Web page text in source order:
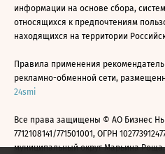
информации на основе сбора,
относящихся к предпочтениям
находящихся на территории
Правила применения
рекламно-обменной сети,
24smi
Все права защищены © АО Бизнес
7712108141/771501001, ОГРН
муниципальный округ Марьина Роща,